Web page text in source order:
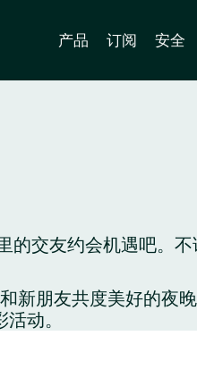
产品 订阅 安全
的交友约会机遇吧。
新朋友共度美好的夜
动。